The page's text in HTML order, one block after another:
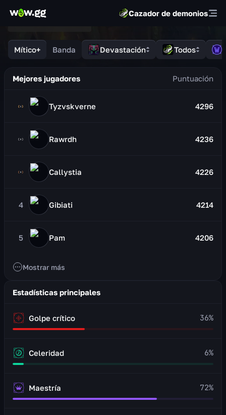
Cazador de demonios
Mítico+ Banda Devastación Todos
Mejores jugadores
Tyzvskverne 4296
Rawrdh 4236
Callystia 4226
4 Gibiati 4214
5 Pam 4206
Mostrar más
Estadísticas principales
Golpe crítico 36%
Celeridad 6%
Maestría 72%